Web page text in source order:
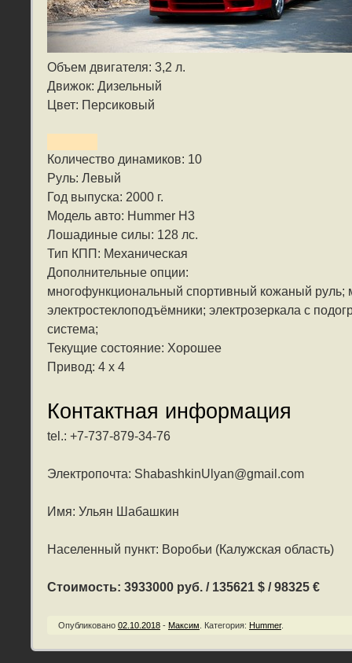
Объем двигателя: 3,2 л.
Движок: Дизельный
Цвет: Персиковый
Количество динамиков: 10
Руль: Левый
Год выпуска: 2000 г.
Модель авто: Hummer H3
Лошадиные силы: 128 лс.
Тип КПП: Механическая
Дополнительные опции:
многофункциональный спортивный кожаный руль;
электростеклоподъёмники; электрозеркала с
система;
Текущие состояние: Хорошее
Привод: 4 x 4
Контактная информация
tel.: +7-737-879-34-76
Электропочта: ShabashkinUlyan@gmail.com
Имя: Ульян Шабашкин
Населенный пункт: Воробьи (Калужская область)
Стоимость: 3933000 руб. / 135621 $ / 98325 €
Опубликовано 02.10.2018 - Максим Категория: Hummer.